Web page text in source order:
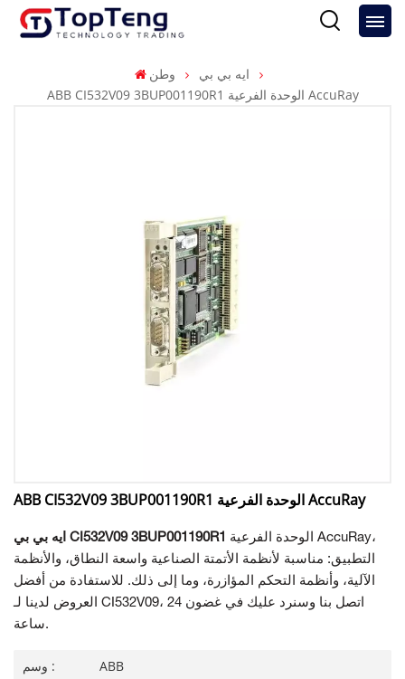
وطن
ايه بي بي
ABB CI532V09 3BUP001190R1 الوحدة الفرعية AccuRay
ABB CI532V09 3BUP001190R1 الوحدة الفرعية AccuRay
ايه بي بي CI532V09 3BUP001190R1 الوحدة الفرعية AccuRay،
التطبيق: مناسبة لأنظمة الأتمتة الصناعية واسعة النطاق، والأنظمة
الآلية، وأنظمة التحكم المؤازرة، وما إلى ذلك. للاستفادة من أفضل
العروض لدينا لـ CI532V09، اتصل بنا وسنرد عليك في غضون 24
ساعة.
وسم :
ABB